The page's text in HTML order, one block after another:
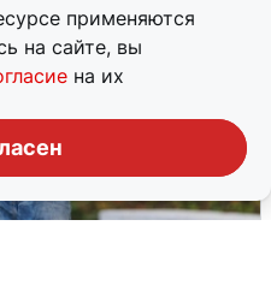
применяются
на сайте, вы
на их